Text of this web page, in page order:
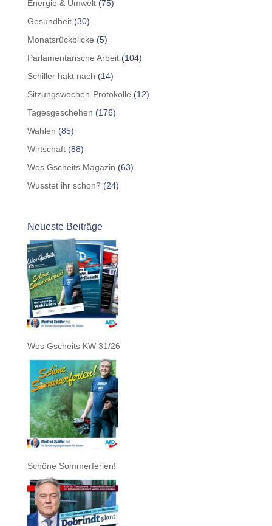
Energie & Umwelt(75)
Gesundheit(30)
Monatsrückblicke (5)
Parlamentarische Arbeit(104)
Schiller hakt nach (14)
Sitzungswochen-Protokolle (12)
Tagesgeschehen (176)
Wahlen (85)
Wirtschaft(88)
Wos Gscheits Magazin (63)
Wusstet ihr schon?(24)
Neueste Beiträge
Wos Gscheits KW 31/26
Schöne Sommerferien!